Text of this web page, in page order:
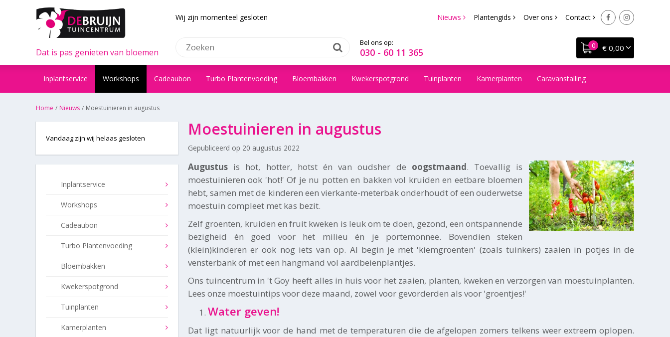
Home Nieuws Moestuinieren in augustus
Wij zijn momenteel gesloten
Dat is pas genieten van bloemen
Nieuws Plantengids Over ons Contact
€ 0,00
Bel ons op:
030 - 60 11 365
Inplantservice Workshops Cadeaubon Turbo Plantenvoeding Bloembakken Kwekerspotgrond Tuinplanten Kamerplanten Caravanstalling
Moestuinieren in augustus
Gepubliceerd op 20 augustus 2022
Augustus is hot, hotter, hotst én van oudsher de oogstmaand. Toevallig is
moestuinieren ook 'hot!' Of je nu potten en bakken vol kruiden en eetbare bloemen
hebt, samen met de kinderen een vierkante-meterbak onderhoudt of een ouderwetse
moestuin compleet met kas bezit.
Zelf groenten, kruiden en fruit kweken is leuk om te doen, gezond, een ontspannende
bezigheid én goed voor het milieu én je portemonnee. Bovendien steken
(klein)kinderen er ook nog iets van op. Al begin je met 'kiemgroenten' (zoals tuinkers) zaaien in potjes in de
vensterbank of met een hangmand vol aardbeienplantjes.
Ons tuincentrum in 't Goy heeft alles in huis voor het zaaien, planten, kweken en verzorgen van moestuinplanten.
Lees onze moestuintips voor deze maand, zowel voor gevorderden als voor 'groentjes!'
Water geven!
Dat ligt natuurlijk voor de hand met de temperaturen die de afgelopen zomers telkens weer extreem oplopen.
Vandaag zijn wij helaas gesloten
Inplantservice
Workshops
Cadeaubon
Turbo Plantenvoeding
Bloembakken
Kwekerspotgrond
Tuinplanten
Kamerplanten